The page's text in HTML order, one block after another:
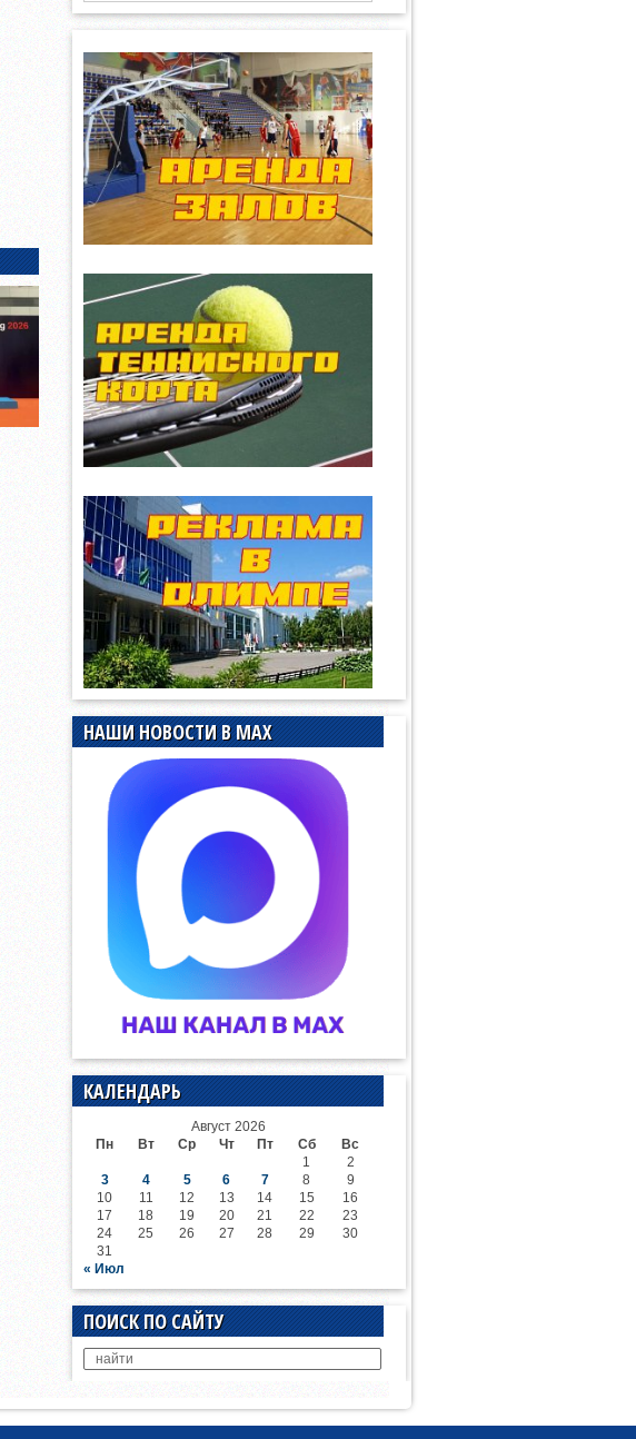
НАШИ НОВОСТИ В MAX
КАЛЕНДАРЬ
Август 2026
Пн
Вт Ср Чт Пт Сб
Вс
1
2
3
4 5 6 7 8
9
10
11 12 13 14 15
16
17
18 19 20 21 22
23
24
25 26 27 28 29
30
31
« Июл
ПОИСК ПО САЙТУ